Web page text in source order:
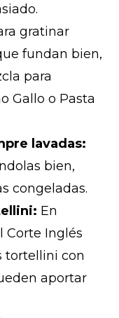
gratinar
fundan bien,
para
Gallo o Pasta
lavadas:
bien,
congeladas.
En
Corte Inglés
tortellini con
aportar